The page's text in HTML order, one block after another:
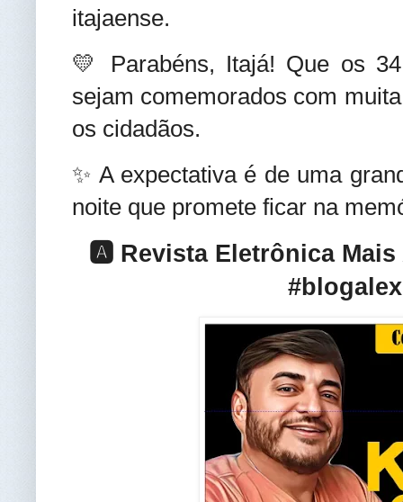
itajaense.
💛
Parabéns, Itajá! Que os
sejam comemorados com
os cidadãos.
✨ A expectativa é de uma
noite que promete ficar na
🅰️ Revista Eletrônica